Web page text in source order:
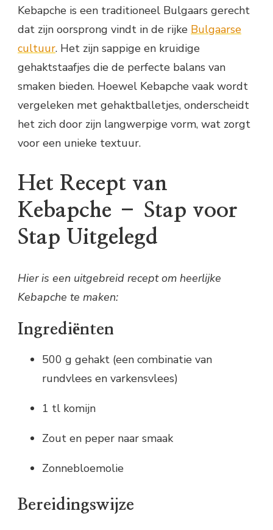
Kebapche is een traditioneel Bulgaars gerecht
dat zijn oorsprong vindt in de rijke Bulgaarse
cultuur. Het zijn sappige en kruidige
gehaktstaafjes die de perfecte balans van
smaken bieden. Hoewel Kebapche vaak wordt
vergeleken met gehaktballetjes, onderscheidt
het zich door zijn langwerpige vorm, wat zorgt
voor een unieke textuur.
Het Recept van
Kebapche – Stap voor
Stap Uitgelegd
Hier is een uitgebreid recept om heerlijke
Kebapche te maken:
Ingrediënten
500 g gehakt (een combinatie van
rundvlees en varkensvlees)
1 tl komijn
Zout en peper naar smaak
Zonnebloemolie
Bereidingswijze